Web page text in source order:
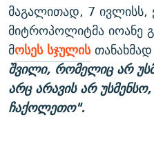
მაგალითად, 7
მიტროპოლიტმა იოანე
მოსეს სჯულის
შვილი, რომელიც არ
არც არავის არ
ჩაქოლეთო".